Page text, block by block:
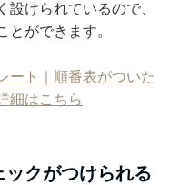
けられているので、
ができます。
ート｜順番表がついた
細はこちら
ックがつけられる